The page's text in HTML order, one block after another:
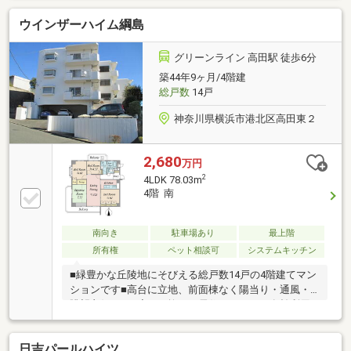
ナル駅「日吉」駅での乗り換えで、都内や横浜方面に
もアクセス良好■角部屋につき明るい室内■最上階につ
き、上階からの生活音を気にせずお過ごしいただけま
す■浴室に窓有り、換気のしやすい仕様■帰宅時間がバ
ラバラの家族に嬉しい追い焚き機能付き■和室に押入
あり、布団など大きなものの収納に活躍します♪◇
住み替え相談会開催 ◇ご自宅の売却から新居のご購
入までをすべてサポート！
ウインザーハイム綱島
グリーンライン 高田駅 徒歩6分
築44年9ヶ月/4階建
総戸数14戸
神奈川県横浜市港北区高田東２
2,680万円
4LDK 78.03m2
4階 南
南向き 駐車場あり
最上階
所有権
ペット相談可 システムキッチン
■緑豊かな丘陵地にそびえる総戸数14戸の4階建てマン
ションです■高台に立地、前面棟なく陽当り・通風・
したレイアウト■キッチンには食洗機・浄水器付■全居
室収納スペースあり■スーパーや専門店が入る商業施